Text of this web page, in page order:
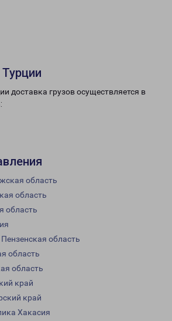
доставка грузов осуществляется в
область
область
область
область
область
область
край
край
Хакасия